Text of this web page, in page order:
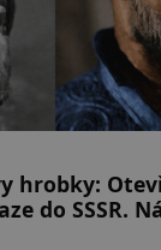
hrobky:
do SSSR.